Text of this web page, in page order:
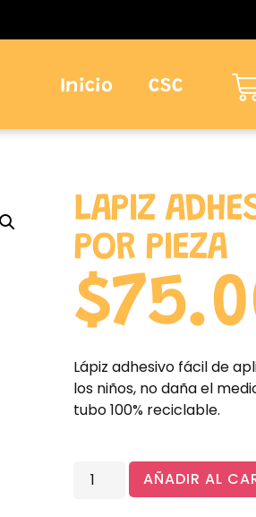
Inicio CSC
LAPIZ
POR PIEZA
$
Lápiz adhesivo fácil de
los niños, no daña el
tubo 100% reciclable.
AÑADIR AL